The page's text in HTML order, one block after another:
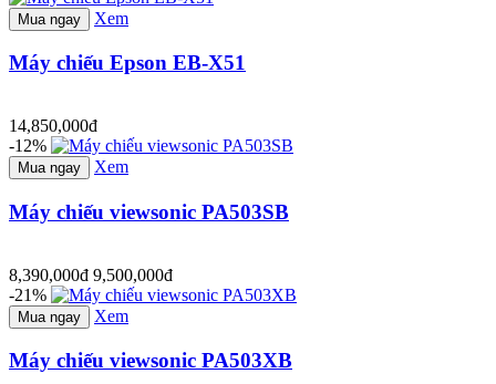
Mua ngay Xem
Máy chiếu Epson EB-X51
14,850,000đ
-12%
Mua ngay Xem
Máy chiếu viewsonic PA503SB
8,390,000đ 9,500,000đ
-21%
Mua ngay Xem
Máy chiếu viewsonic PA503XB